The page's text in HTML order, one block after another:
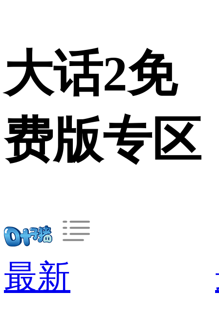
大话2免
费版专区
最新